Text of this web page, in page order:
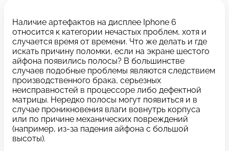
Телефон:
+7 (812) 409-39-75
Адрес:
8 Красноармейская, 18
Режим работы:
c 10:00 до 21:00
Наличие артефактов на дисплее Iphone 6
относится к категории нечастых проблем, хотя и
случается время от времени. Что же делать и где
искать причину поломки, если на экране шестого
айфона появились полосы? В большинстве
случаев подобные проблемы являются следствием
производственного брака, серьезных
неисправностей в процессоре либо дефектной
матрицы. Нередко полосы могут появиться и в
случае проникновения влаги вовнутрь корпуса
или по причине механических повреждений
(например, из-за падения айфона с большой
высоты).